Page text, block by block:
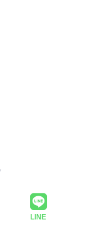
LINE